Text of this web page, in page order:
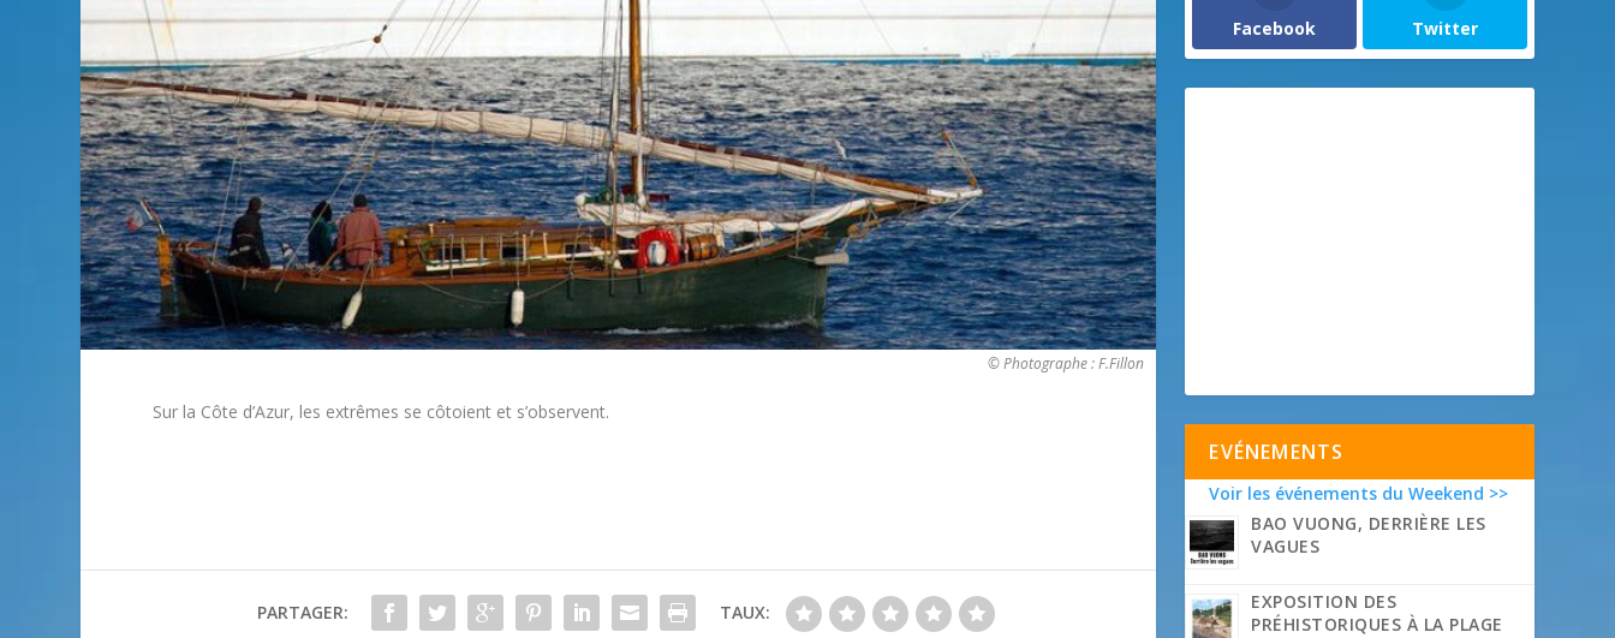
© Photographe : F.Fillon
Sur la Côte d’Azur, les extrêmes se côtoient et s’observent.
PARTAGER: TAUX:
Facebook Twitter
EVÉNEMENTS
Voir les événements du Weekend >>
BAO VUONG, DERRIÈRE LES
VAGUES
EXPOSITION DES
PRÉHISTORIQUES À LA PLAGE